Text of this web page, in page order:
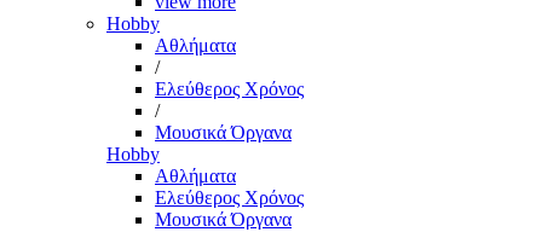
Hobby
Αθλήματα
/
Ελεύθερος Χρόνος
/
Μουσικά Όργανα
Hobby
Αθλήματα
Ελεύθερος Χρόνος
Μουσικά Όργανα